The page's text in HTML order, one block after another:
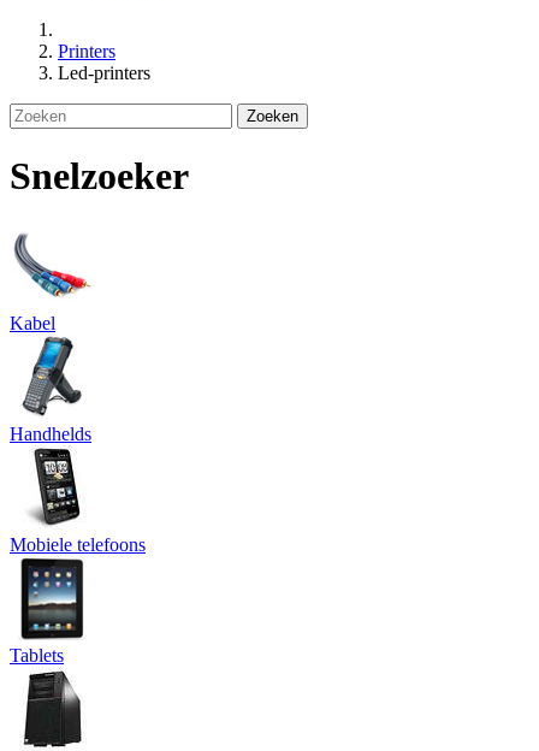
Printers
Led-printers
Zoeken
Snelzoeker
Kabel
Handhelds
Mobiele telefoons
Tablets